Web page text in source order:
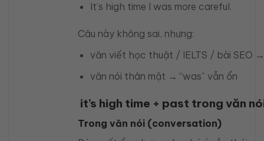
It’s high time I was more careful.
Câu này không sai, nhưng:
văn viết học thuật / IELTS / bài SEO
văn nói thân mật → “was” vẫn ổn
it’s high time + past trong văn
Trong văn nói (conversation)